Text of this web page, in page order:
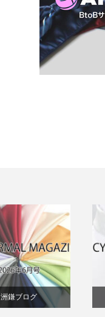
洲鎌ブログ